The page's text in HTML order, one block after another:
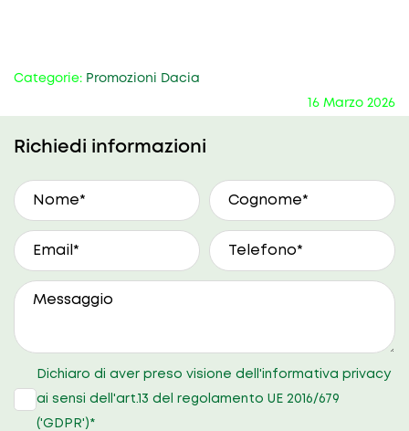
Categorie: Promozioni Dacia
16 Marzo 2026
Richiedi informazioni
A che ora preferisci essere ricontattato?
Nessuna
preferenza
Dichiaro di aver preso visione dell'informativa privacy
ai sensi dell'art.13 del regolamento UE 2016/679
('GDPR')*